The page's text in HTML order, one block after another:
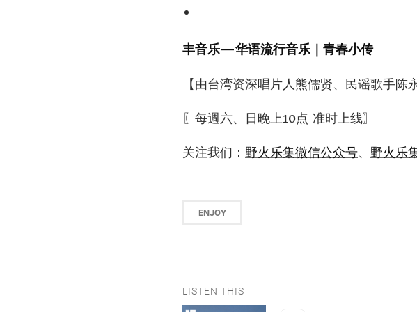
丰音乐—华语流行音乐｜青春小传
【由台湾资深唱片人熊儒贤、民谣歌手陈
〖每週六、日晚上10点 准时上线〗
关注我们： 野火乐集微信公众号、 野火乐
ENJOY
LISTEN THIS